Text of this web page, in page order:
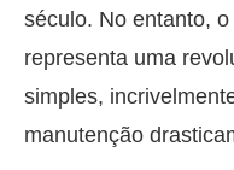
século. No entanto,
representa uma
simples,
manutenção